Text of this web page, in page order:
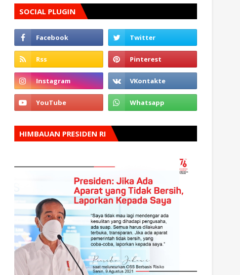
SOCIAL PLUGIN
HIMBAUAN PRESIDEN RI